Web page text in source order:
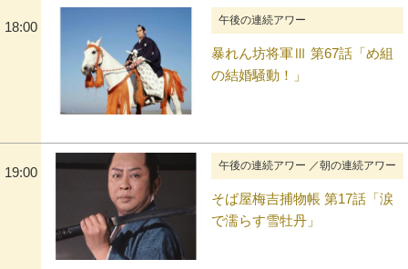
18:00 午後の連続アワー
暴れん坊将軍Ⅲ 第67話「め組
の結婚騒動！」
19:00 午後の連続アワー ／朝の連続アワー
そば屋梅吉捕物帳 第17話「涙
で濡らす雪牡丹」